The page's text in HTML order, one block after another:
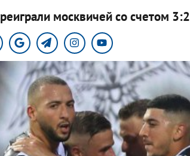
москвичей со счетом 3:2